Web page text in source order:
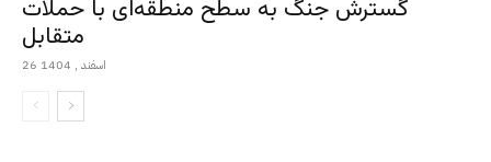
گسترش جنگ به سطح منطقه‌ای با حملات
متقابل
26 اسفند , 1404